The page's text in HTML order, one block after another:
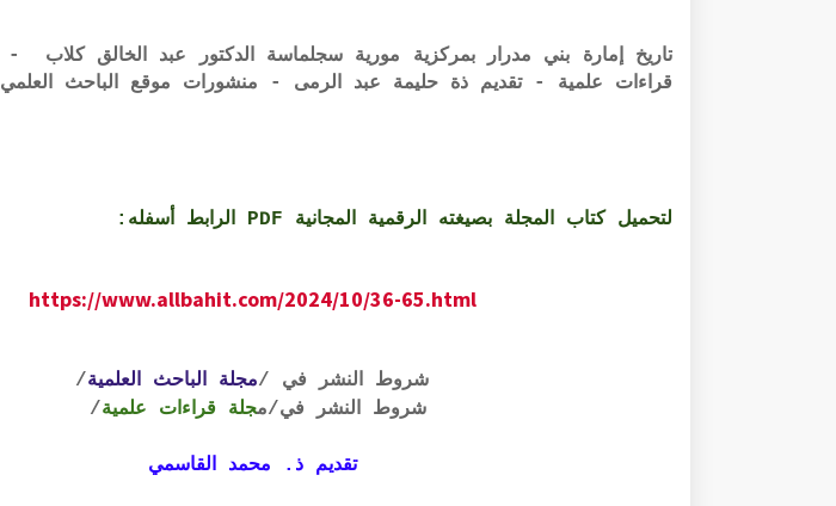
قراءات علمية - تقديم ذة حليمة عبد الرمى - منشورات موقع الباحث العلمي
لتحميل كتاب المجلة بصيغته الرقمية المجانية PDF الرابط أسفله:
https://www.allbahit.com/2024/10/36-65.html
شروط النشر في /مجلة الباحث العلمية/
شروط النشر في/مجلة قراءات علمية/
تقديم ذ. محمد القاسمي